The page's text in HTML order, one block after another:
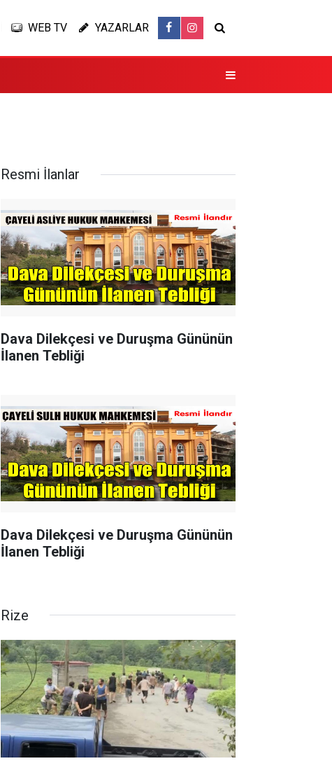
WEB TV YAZARLAR
Resmi İlanlar
Dava Dilekçesi ve Duruşma Gününün
İlanen Tebliği
Dava Dilekçesi ve Duruşma Gününün
İlanen Tebliği
Rize